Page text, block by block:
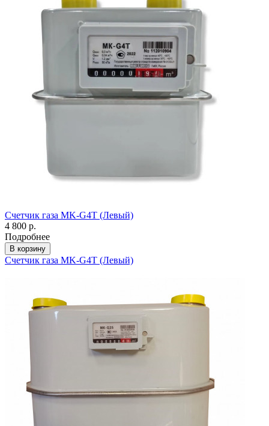
Счетчик газа МK-G4Т (Левый)
4 800 р.
Подробнее
В корзину
Счетчик газа МK-G4Т (Левый)